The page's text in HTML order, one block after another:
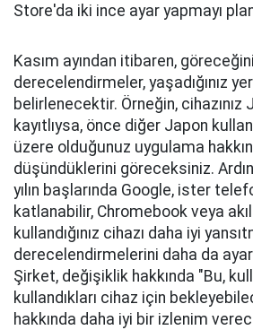
Store'da iki ince ayar yapmayı
Kasım ayından itibaren,
derecelendirmeler, yaşadığınız
belirlenecektir. Örneğin, cihazınız
kayıtlıysa, önce diğer Japon
üzere olduğunuz uygulama
düşündüklerini göreceksiniz.
yılın başlarında Google, ister
katlanabilir, Chromebook veya
kullandığınız cihazı daha iyi
derecelendirmelerini daha da
Şirket, değişiklik hakkında "Bu,
kullandıkları cihaz için
hakkında daha iyi bir izlenim